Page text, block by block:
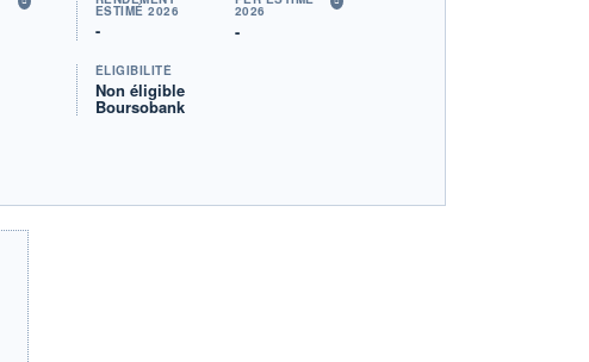
ESTIMÉ 2026
-
2026
-
ÉLIGIBILITÉ
Non éligible
Boursobank